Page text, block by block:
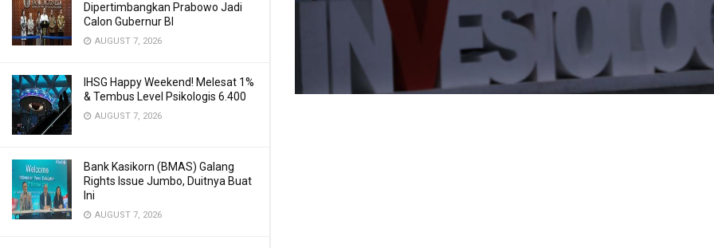
Dipertimbangkan Prabowo Jadi
Calon Gubernur BI
AUGUST 7, 2026
IHSG Happy Weekend! Melesat 1%
& Tembus Level Psikologis 6.400
AUGUST 7, 2026
Bank Kasikorn (BMAS) Galang
Rights Issue Jumbo, Duitnya Buat
Ini
AUGUST 7, 2026